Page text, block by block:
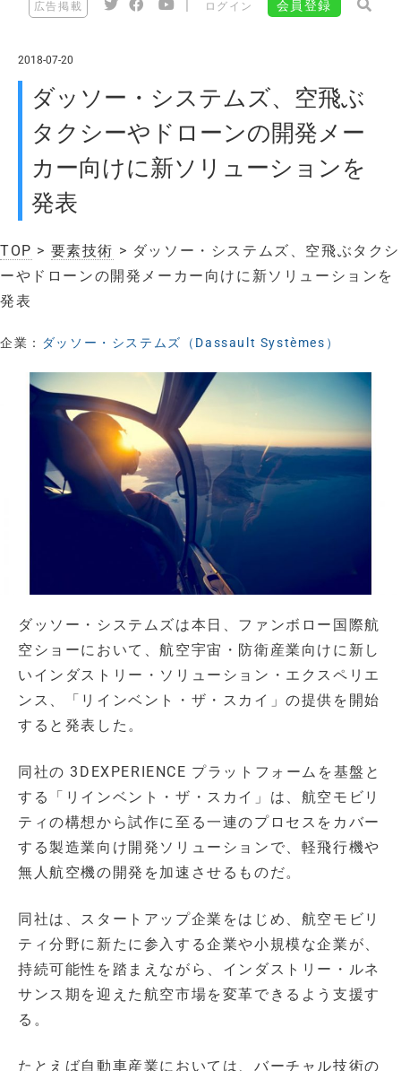
広告掲載 ログイン 会員登録
2018-07-20
ダッソー・システムズ、空飛ぶ
タクシーやドローンの開発メー
カー向けに新ソリューションを
発表
TOP > 要素技術 > ダッソー・システムズ、空飛ぶタクシ
ーやドローンの開発メーカー向けに新ソリューションを
発表
企業： ダッソー・システムズ（Dassault Systèmes）
ダッソー・システムズは本日、ファンボロー国際航
空ショーにおいて、航空宇宙・防衛産業向けに新し
いインダストリー・ソリューション・エクスペリエ
ンス、「リインベント・ザ・スカイ」の提供を開始
すると発表した。
同社の 3DEXPERIENCE プラットフォームを基盤と
する「リインベント・ザ・スカイ」は、航空モビリ
ティの構想から試作に至る一連のプロセスをカバー
する製造業向け開発ソリューションで、軽飛行機や
無人航空機の開発を加速させるものだ。
同社は、スタートアップ企業をはじめ、航空モビリ
ティ分野に新たに参入する企業や小規模な企業が、
持続可能性を踏まえながら、インダストリー・ルネ
サンス期を迎えた航空市場を変革できるよう支援す
る。
たとえば自動車産業においては、バーチャル技術の